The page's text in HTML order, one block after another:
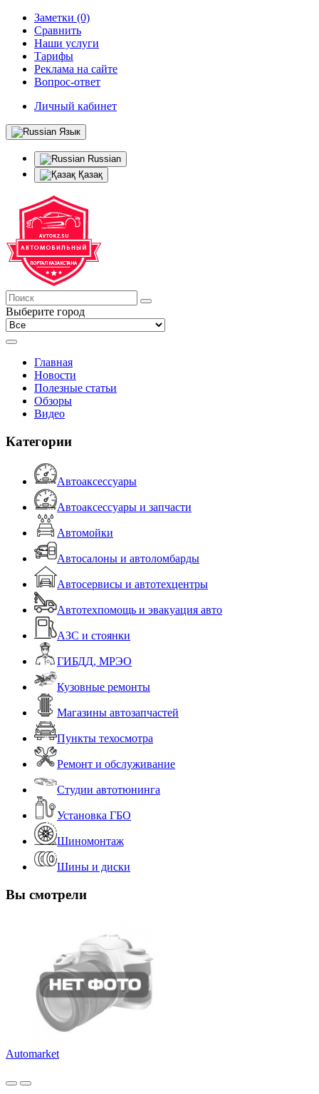
Заметки (0)
Сравнить
Наши услуги
Тарифы
Реклама на сайте
Вопрос-ответ
Личный кабинет
Язык
Russian
Қазақ
Выберите город
Главная
Новости
Полезные статьи
Обзоры
Видео
Категории
Автоаксессуары
Автоаксессуары и запчасти
Автомойки
Автосалоны и автоломбарды
Автосервисы и автотехцентры
Автотехпомощь и эвакуация авто
АЗС и стоянки
ГИБДД, МРЭО
Кузовные ремонты
Магазины автозапчастей
Пункты техосмотра
Ремонт и обслуживание
Студии автотюнинга
Установка ГБО
Шиномонтаж
Шины и диски
Вы смотрели
Automarket